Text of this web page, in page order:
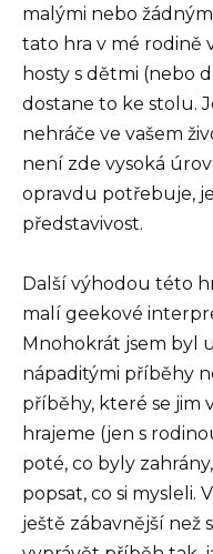
malými nebo
tato hra v mé rodině
hosty s dětmi (nebo
dostane to ke stolu.
nehráče ve vašem
není zde vysoká
opravdu potřebuje,
představivost.
Další výhodou této
malí geekové
Mnohokrát jsem byl
nápaditými příběhy
příběhy, které se jim
hrajeme (jen s
poté, co byly
popsat, co si mysleli.
ještě zábavnější než